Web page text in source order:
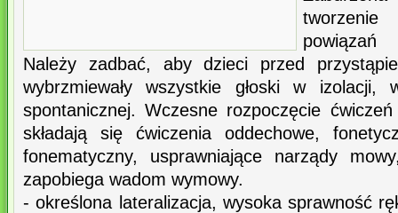
powiązań
Należy zadbać, aby dzieci przed
wybrzmiewały wszystkie głoski w
spontanicznej. Wczesne rozpoczęcie
składają się ćwiczenia oddechowe,
fonematyczny, usprawniające narządy
zapobiega wadom wymowy.
- określona lateralizacja, wysoka sprawność